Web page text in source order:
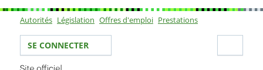
Sous-navigation
Autorités Législation Offres d'emploi Prestations
Votre identité
SE CONNECTER